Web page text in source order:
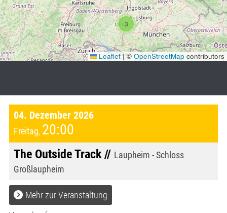
3
Leaflet |© OpenStreetMap contributors
04. Dezember 2026
Freitag, 20:00
The Outside Track // Laupheim - Schloss
Großlaupheim
Mehr zur Veranstaltung